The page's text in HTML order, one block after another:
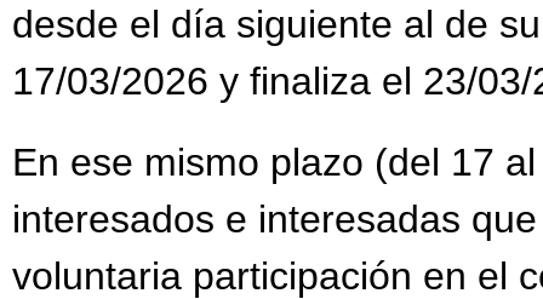
desde el día siguiente al de
17/03/2026 y finaliza el 23/
En ese mismo plazo (del 17
interesados e interesadas
voluntaria participación en el